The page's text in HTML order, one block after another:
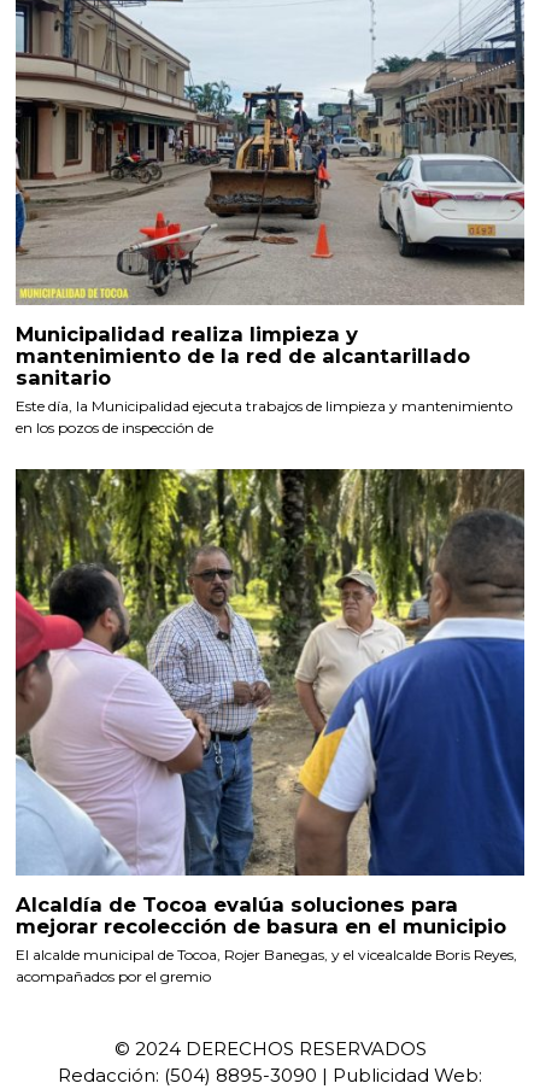
Municipalidad realiza limpieza y
mantenimiento de la red de alcantarillado
sanitario
Este día, la Municipalidad ejecuta trabajos de limpieza y mantenimiento
en los pozos de inspección de
Alcaldía de Tocoa evalúa soluciones para
mejorar recolección de basura en el municipio
El alcalde municipal de Tocoa, Rojer Banegas, y el vicealcalde Boris Reyes,
acompañados por el gremio
© 2024 DERECHOS RESERVADOS
Redacción: (504) 8895-3090 | Publicidad Web: